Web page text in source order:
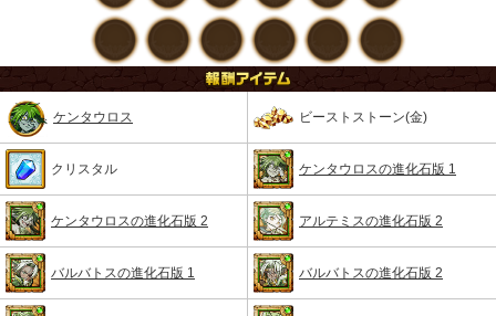
ケンタウロス ビーストストーン(金)
クリスタル ケンタウロスの進化石版 1
ケンタウロスの進化石版 2 アルテミスの進化石版 2
バルバトスの進化石版 1 バルバトスの進化石版 2